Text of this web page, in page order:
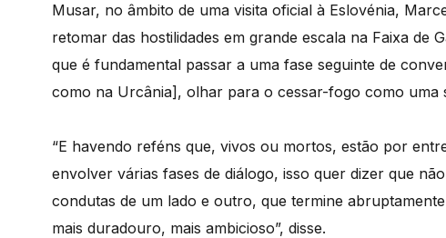
Musar, no âmbito de uma visita oficial à Eslovénia,
retomar das hostilidades em grande escala na Faixa de
que é fundamental passar a uma fase seguinte de
como na Urcânia], olhar para o cessar-fogo como uma
“E havendo reféns que, vivos ou mortos, estão por
envolver várias fases de diálogo, isso quer dizer que
condutas de um lado e outro, que termine
mais duradouro, mais ambicioso”, disse.